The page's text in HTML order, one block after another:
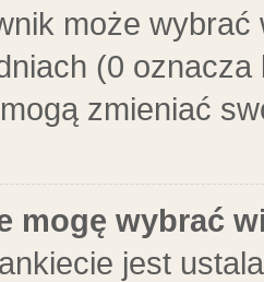
może
(0
zmieniać
mogę wybrać
jest